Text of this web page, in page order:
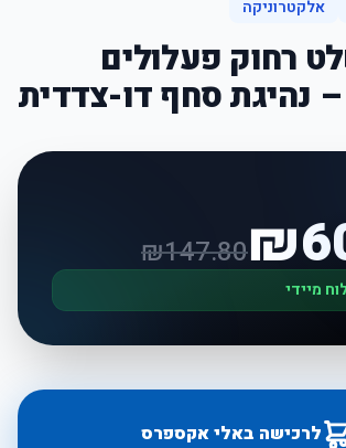
אלקטרוניקה
רחוק פעלולים
נהיגת סחף דו-צדדית
₪
₪147.80
מיידי
לרכישה באלי אקספרס